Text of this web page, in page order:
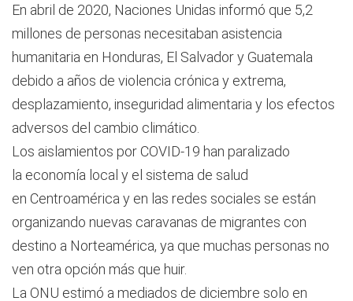
En abril de 2020, Naciones Unidas informó que 5,2
millones de personas necesitaban asistencia
humanitaria en Honduras, El Salvador y Guatemala
debido a años de violencia crónica y extrema,
desplazamiento, inseguridad alimentaria y los efectos
adversos del cambio climático.
Los aislamientos por COVID-19 han paralizado
la economía local y el sistema de salud
en Centroamérica y en las redes sociales se están
organizando nuevas caravanas de migrantes con
destino a Norteamérica, ya que muchas personas no
ven otra opción más que huir.
La ONU estimó a mediados de diciembre solo en